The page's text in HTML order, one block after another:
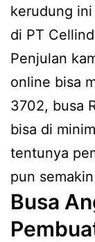
kerudung
di PT
Penjulan
online bisa
3702, busa
bisa di
tentunya
pun
Busa